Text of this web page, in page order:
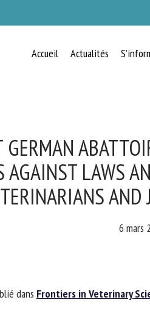
Accueil Actualités
LAWS
AND
6 mars
dansFrontiers in Veterinary
BIEN-
language